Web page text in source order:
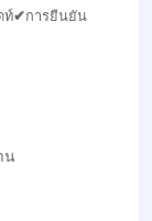
ท์✔การยืนยัน
น